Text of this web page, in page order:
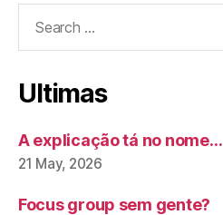
Ultimas
A explicação tá no nome…
21 May, 2026
Focus group sem gente?